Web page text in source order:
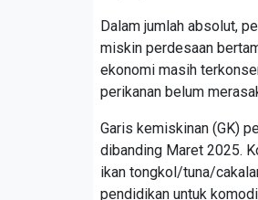
Dalam jumlah absolut,
miskin perdesaan
ekonomi masih
perikanan belum
Garis kemiskinan (GK)
dibanding Maret 2025.
ikan tongkol/tuna/
pendidikan untuk